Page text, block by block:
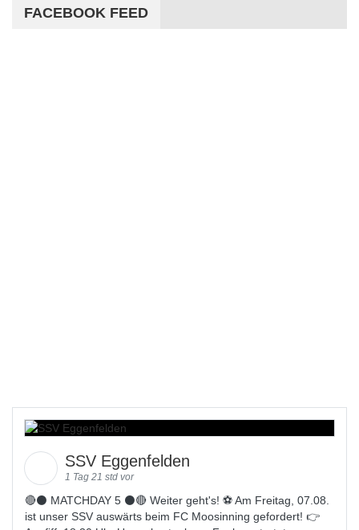
FACEBOOK FEED
SSV Eggenfelden
1 Tag 21 std vor
🔴⚫️ MATCHDAY 5 ⚫️🔴 Weiter geht's! ⚽ Am Freitag, 07.08.
ist unser SSV auswärts beim FC Moosinning gefordert! 👉